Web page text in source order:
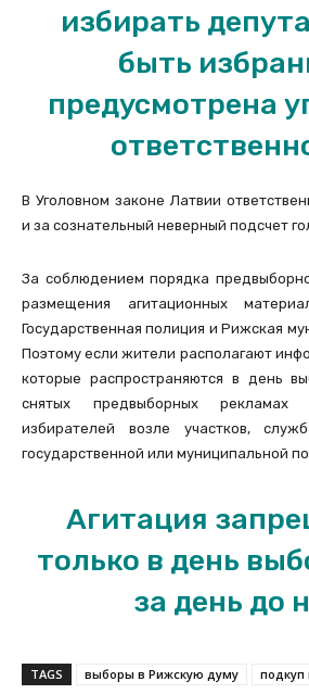
избирать
быть
предусмотрена
В Уголовном законе Латвии
и за сознательный неверный подсчет
За соблюдением порядка
размещения агитационных
Государственная полиция и Рижская
Поэтому если жители располагают
которые распространяются в день
снятых предвыборных
избирателей возле участков,
государственной или муниципальной
Агитация
только в день
за день до
TAGS выборы в Рижскую думу
подкуп